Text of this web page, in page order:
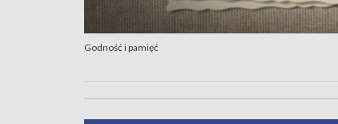
Godność i pamięć